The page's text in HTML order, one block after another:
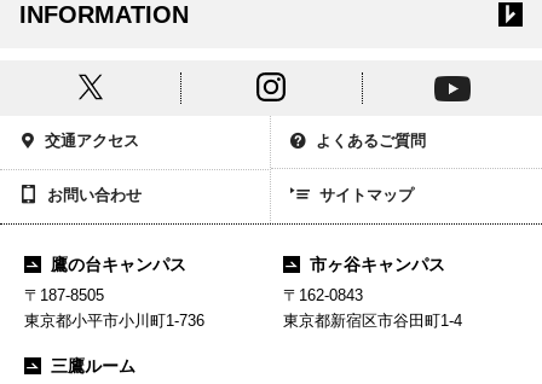
INFORMATION
交通アクセス よくあるご質問
お問い合わせ サイトマップ
鷹の台キャンパス
〒187-8505
東京都小平市小川町1-736
市ヶ谷キャンパス
〒162-0843
東京都新宿区市谷田町1-4
三鷹ルーム